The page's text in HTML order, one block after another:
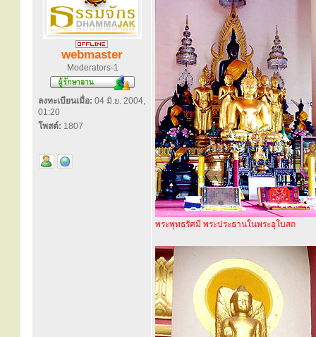
webmaster
Moderators-1
ลงทะเบียนเมื่อ: 04 มิ.ย. 2004,
01:20
โพสต์: 1807
พระพุทธรัศมี พระประธานในพระอุโบสถ